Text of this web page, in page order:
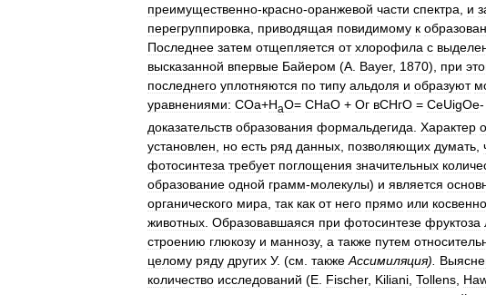
преимущественно-красно-оранжевой части спектра и
перегруппировка
приводящая повидимому к
Последнее затем отщепляется от хлорофила с
высказанной впервые Байером (A Bayer, 1870), при
последнего уплотняются по типу альдоля и образуют
уравнениями: СОа+НаО= СНаО + Ог вСНгО = CeUigOe-
доказательств образования формальдегида Характер
установлен
но есть ряд данных позволяющих думать
фотосинтеза требует поглощения значительных
образование одной грамм-молекулы) и является
органического мира так как от него прямо или косвенно
животных Образовавшаяся при фотосинтезе фруктоза
строению глюкозу и маннозу, а также путем
целому ряду других У. (см также Ассимиляция).
количество исследований (Е Fischer, Kiliani Tollens